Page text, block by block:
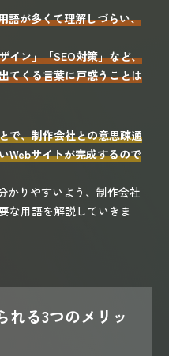
語が多くて理解しづらい、
イン」「SEO対策」など、
てくる言葉に戸惑うことは
で、制作会社との意思疎通
Webサイトが完成するので
かりやすいよう、制作会社
な用語を解説していきま
れる3つのメリッ